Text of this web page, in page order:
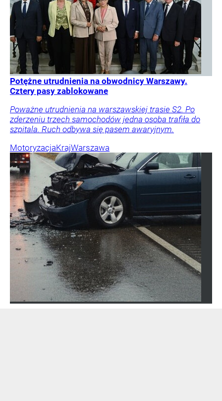
Potężne utrudnienia na obwodnicy Warszawy.
Cztery pasy zablokowane
Poważne utrudnienia na warszawskiej trasie S2. Po
zderzeniu trzech samochodów jedna osoba trafiła do
szpitala. Ruch odbywa się pasem awaryjnym.
MotoryzacjaKrajWarszawa